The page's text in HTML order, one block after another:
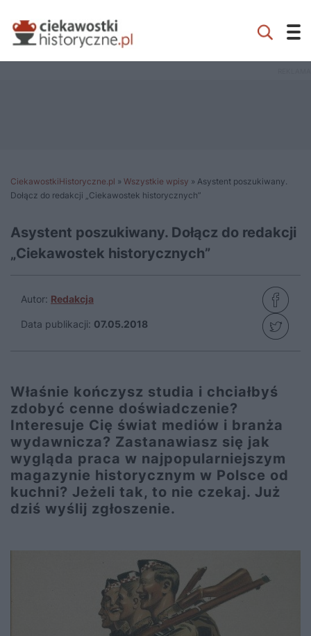
CiekawostkiHistoryczne.pl » Wszystkie wpisy » Asystent poszukiwany.
Dołącz do redakcji „Ciekawostek historycznych”
Asystent poszukiwany. Dołącz do redakcji
„Ciekawostek historycznych”
Autor: Redakcja
Data publikacji: 07.05.2018
Właśnie kończysz studia i chciałbyś
zdobyć cenne doświadczenie?
Interesuje Cię świat mediów i branża
wydawnicza? Zastanawiasz się jak
wygląda praca w najpopularniejszym
magazynie historycznym w Polsce od
kuchni? Jeżeli tak, to nie czekaj. Już
dziś wyślij zgłoszenie.